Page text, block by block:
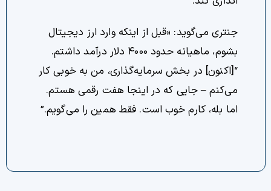
جنتری می‌گوید: «قبل از اینکه وارد ارز دیجیتال
بشوم، ماهیانه حدود ۴۰۰۰ دلار درآمد داشتم.
“[اکنون] در بخش سرمایه‌گذاری، من به خوبی کار
می‌کنم – جایی که در اینجا هفت رقمی هستم.
اما بله، کارم خوب است. فقط همین را می‌گویم.”